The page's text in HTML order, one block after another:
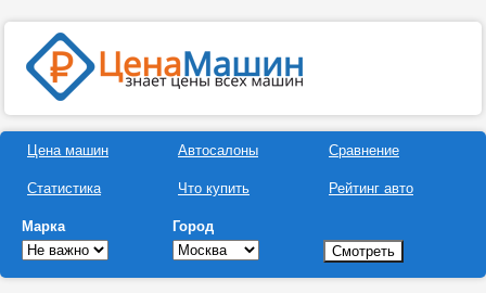
Цена машин
Статистика
Автосалоны
Что купить
Сравнение
Рейтинг авто
Марка Город